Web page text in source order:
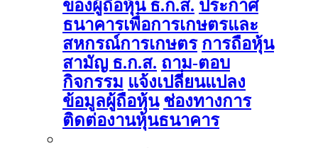
ของผู้ถือหุ้น ธ.ก.ส. ประกาศ
ธนาคารเพื่อการเกษตรและ
สหกรณ์การเกษตร การถือหุ้น
สามัญ ธ.ก.ส. ถาม-ตอบ
กิจกรรม แจ้งเปลี่ยนแปลง
ข้อมูลผู้ถือหุ้น ช่องทางการ
ติดต่องานหุ้นธนาคาร